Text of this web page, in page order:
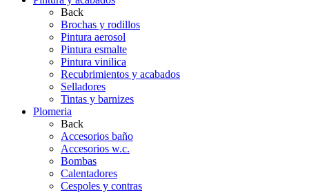
Back
Brochas y rodillos
Pintura aerosol
Pintura esmalte
Pintura vinilica
Recubrimientos y acabados
Selladores
Tintas y barnizes
Plomeria
Back
Accesorios baño
Accesorios w.c.
Bombas
Calentadores
Cespoles y contras